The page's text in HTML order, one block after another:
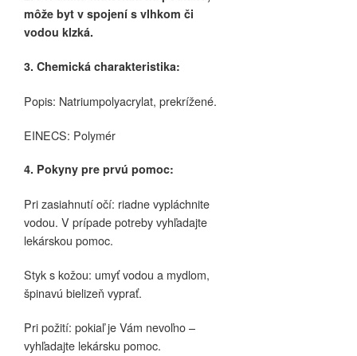
môže byt v spojení s vlhkom či
vodou klzká.
3. Chemická charakteristika:
Popis: Natriumpolyacrylat, prekrížené.
EINECS: Polymér
4. Pokyny pre prvú pomoc:
Pri zasiahnutí očí: riadne vypláchnite
vodou. V prípade potreby vyhľadajte
lekárskou pomoc.
Styk s kožou: umyť vodou a mydlom,
špinavú bielizeň vyprať.
Pri požití: pokiaľ je Vám nevoľno –
vyhľadajte lekársku pomoc.